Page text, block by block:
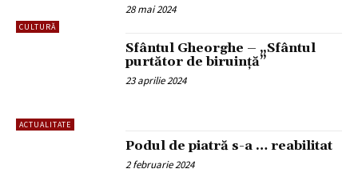
CULTURĂ
28 mai 2024
ACTUALITATE
Sfântul Gheorghe – „Sfântul
purtător de biruință”
23 aprilie 2024
Podul de piatră s-a … reabilitat
2 februarie 2024